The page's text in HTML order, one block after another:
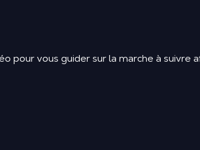
pour vous guider sur la marche à suivre